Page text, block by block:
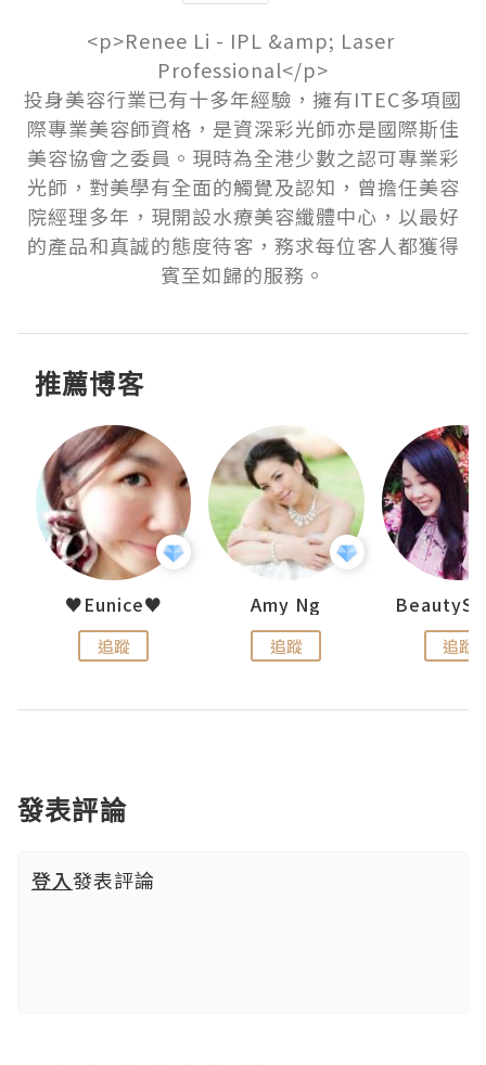
<p>Renee Li - IPL &amp; Laser
Professional</p>
投身美容行業已有十多年經驗，擁有ITEC多項國
際專業美容師資格，是資深彩光師亦是國際斯佳
美容協會之委員。現時為全港少數之認可專業彩
光師，對美學有全面的觸覺及認知，曾擔任美容
院經理多年，現開設水療美容纖體中心，以最好
的產品和真誠的態度待客，務求每位客人都獲得
賓至如歸的服務。
推薦博客
♥Eunice♥
追蹤
Amy Ng
追蹤 追蹤
發表評論
登入發表評論